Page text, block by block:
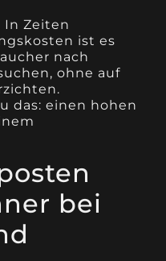
In Zeiten
ist es
nach
ohne auf
das: einen hohen
bei